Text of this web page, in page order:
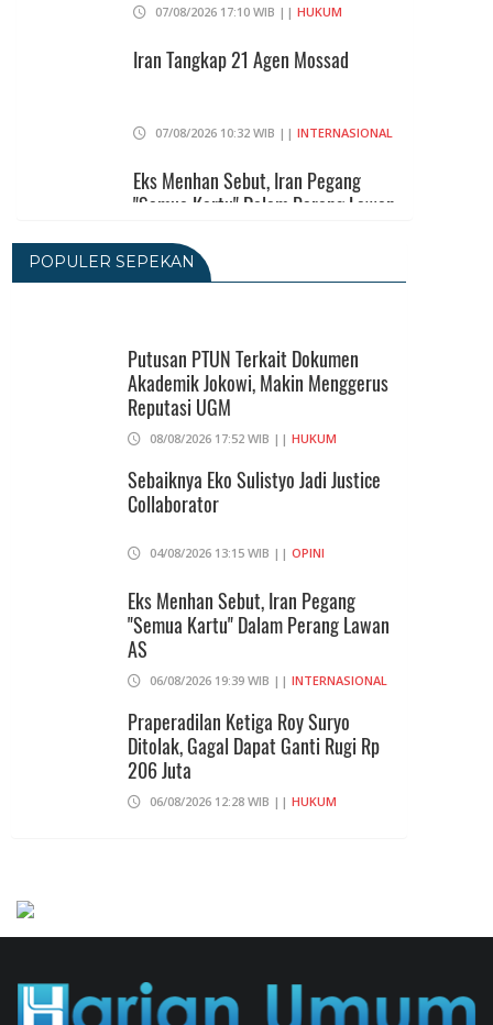
07/08/2026 17:10 WIB || HUKUM
Iran Tangkap 21 Agen Mossad
07/08/2026 10:32 WIB || INTERNASIONAL
Eks Menhan Sebut, Iran Pegang
"Semua Kartu" Dalam Perang Lawan
06/08/2026 19:39 WIB ||
06/08/2026 19:02 WIB || KEUANGAN
Ratusan Senjata Api Dan Narkoba
Ditemukan Di Ruang Kepala Yayasan
Sekolah Di Jaksel
06/08/2026 17:40 WIB ||
POPULER SEPEKAN
Putusan PTUN Terkait Dokumen
Akademik Jokowi, Makin Menggerus
Reputasi UGM
08/08/2026 17:52 WIB || HUKUM
Sebaiknya Eko Sulistyo Jadi Justice
Collaborator
04/08/2026 13:15 WIB || OPINI
Eks Menhan Sebut, Iran Pegang
"Semua Kartu" Dalam Perang Lawan
AS
06/08/2026 19:39 WIB || INTERNASIONAL
Praperadilan Ketiga Roy Suryo
Ditolak, Gagal Dapat Ganti Rugi Rp
206 Juta
06/08/2026 12:28 WIB || HUKUM
Kuasai Lahan Desa Ekowisata Tahfidz